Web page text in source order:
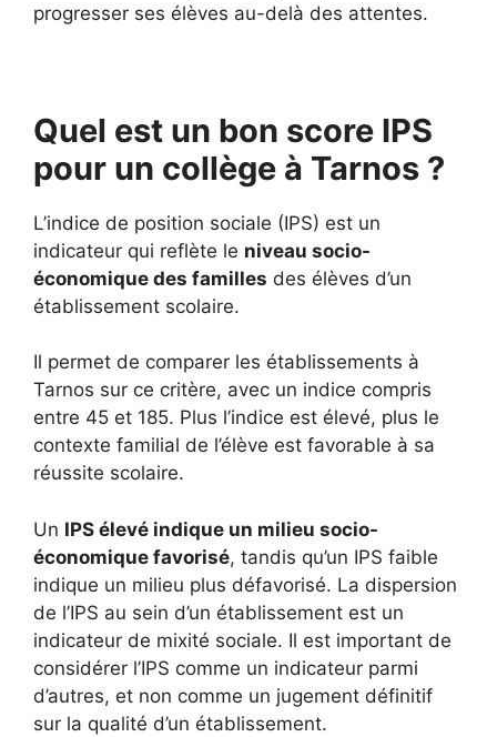
progresser ses élèves au-delà des attentes.
Quel est un bon score IPS
pour un collège à Tarnos ?
L’indice de position sociale (IPS) est un
indicateur qui reflète le niveau socio-
économique des familles des élèves d’un
établissement scolaire.
Il permet de comparer les établissements à
Tarnos sur ce critère, avec un indice compris
entre 45 et 185. Plus l’indice est élevé, plus le
contexte familial de l’élève est favorable à sa
réussite scolaire.
Un IPS élevé indique un milieu socio-
économique favorisé, tandis qu’un IPS faible
indique un milieu plus défavorisé. La dispersion
de l’IPS au sein d’un établissement est un
indicateur de mixité sociale. Il est important de
considérer l’IPS comme un indicateur parmi
d’autres, et non comme un jugement définitif
sur la qualité d’un établissement.